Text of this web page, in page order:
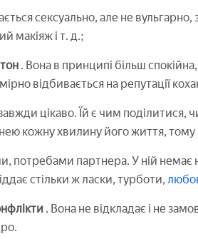
сексуально, але не
макіяж і т. д.;
. Вона в принципі більш спокійна,
відбивається на репутації
цікаво. Їй є чим поділитися,
кожну хвилину його життя,
потребами партнера. У ній немає
стільки ж ласки, турботи,
. Вона не відкладає і не